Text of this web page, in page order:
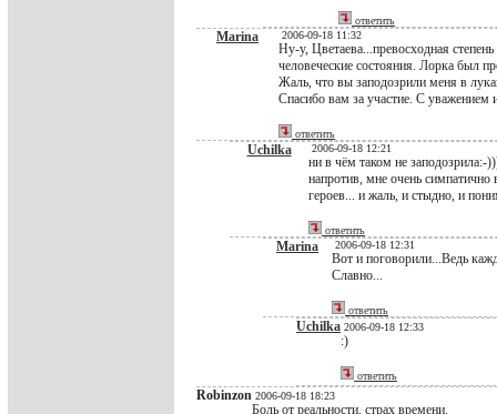
ответить
Marina 2006-09-18 11:32
Ну-у, Цветаева...превосходная
человеческие состояния. Лорка был
Жаль, что вы заподозрили меня в
Спасибо вам за участие. С
ответить
Uchilka 2006-09-18 12:21
ни в чём таком не заподозрила:-
напротив, мне очень
героев... и жаль, и стыдно, и
ответить
Marina 2006-09-18 12:31
Вот и поговорили...Ведь
Славно...
ответить
Uchilka 2006-09-18 12:33
:)
ответить
Robinzon 2006-09-18 18:23
Боль от реальности, страх времени.